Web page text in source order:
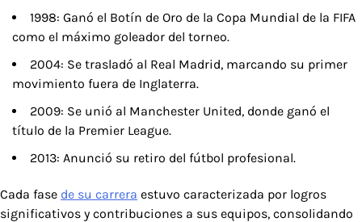
1998: Ganó el Botín de Oro de la Copa Mundial de la FIFA
como el máximo goleador del torneo.
2004: Se trasladó al Real Madrid, marcando su primer
movimiento fuera de Inglaterra.
2009: Se unió al Manchester United, donde ganó el
título de la Premier League.
2013: Anunció su retiro del fútbol profesional.
Cada fase de su carrera estuvo caracterizada por logros
significativos y contribuciones a sus equipos, consolidando